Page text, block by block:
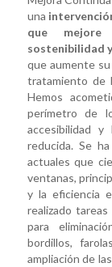
una
que mejore
sostenibilidad
que aumente
tratamiento de
Hemos
perímetro de
accesibilidad y
reducida. Se
actuales que
ventanas,
y la eficiencia
realizado
para
bordillos,
ampliación de